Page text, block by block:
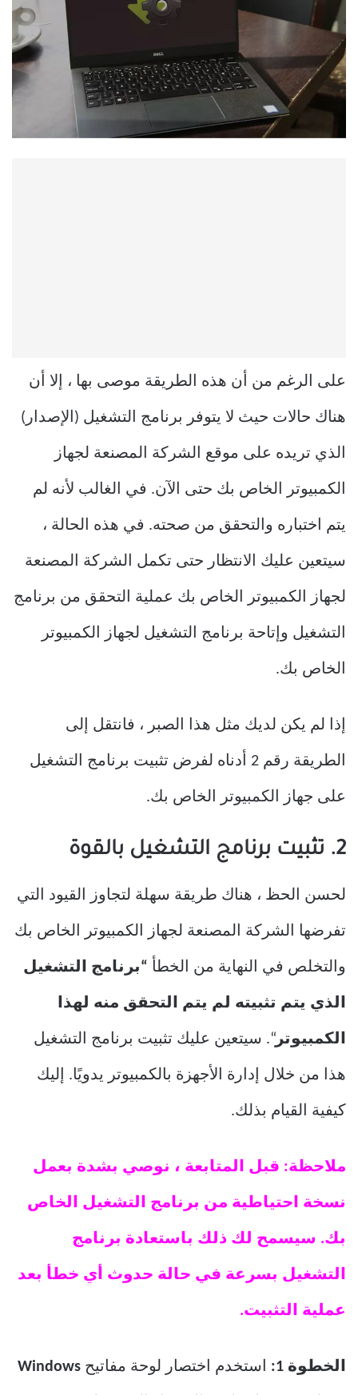
على الرغم من أن هذه الطريقة موصى بها ، إلا أن
هناك حالات حيث لا يتوفر برنامج التشغيل (الإصدار)
الذي تريده على موقع الشركة المصنعة لجهاز
الكمبيوتر الخاص بك حتى الآن. في الغالب لأنه لم
يتم اختباره والتحقق من صحته. في هذه الحالة ،
سيتعين عليك الانتظار حتى تكمل الشركة المصنعة
لجهاز الكمبيوتر الخاص بك عملية التحقق من برنامج
التشغيل وإتاحة برنامج التشغيل لجهاز الكمبيوتر
الخاص بك.
إذا لم يكن لديك مثل هذا الصبر ، فانتقل إلى
الطريقة رقم 2 أدناه لفرض تثبيت برنامج التشغيل
على جهاز الكمبيوتر الخاص بك.
2. تثبيت برنامج التشغيل بالقوة
لحسن الحظ ، هناك طريقة سهلة لتجاوز القيود التي
تفرضها الشركة المصنعة لجهاز الكمبيوتر الخاص بك
والتخلص في النهاية من الخطأ “برنامج التشغيل
الذي يتم تثبيته لم يتم التحقق منه لهذا
الكمبيوتر“. سيتعين عليك تثبيت برنامج التشغيل
هذا من خلال إدارة الأجهزة بالكمبيوتر يدويًا. إليك
كيفية القيام بذلك.
ملاحظة: قبل المتابعة ، نوصي بشدة بعمل
نسخة احتياطية من برنامج التشغيل الخاص
بك. سيسمح لك ذلك باستعادة برنامج
التشغيل بسرعة في حالة حدوث أي خطأ بعد
عملية التثبيت.
الخطوة 1: استخدم اختصار لوحة مفاتيح Windows